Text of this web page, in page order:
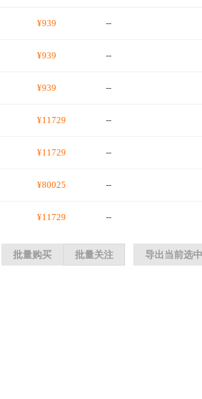
¥939 --
¥939 --
¥939 --
¥11729 --
¥11729 --
¥80025 --
¥11729 --
批量购买 批量关注 导出当前选中